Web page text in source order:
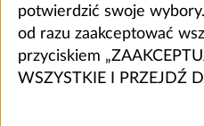
potwierdzić swoje
od razu zaakceptować
przyciskiem
WSZYSTKIE I PRZEJDŹ